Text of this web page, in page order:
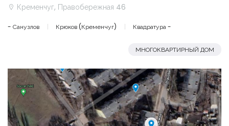
Кременчуг, Правобережная 46
- Санузлов Крюков (Кременчуг) Квадратура -
МНОГОКВАРТИРНЫЙ ДОМ